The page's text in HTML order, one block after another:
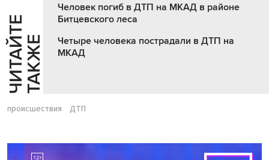
Ч
И
Т
АЙ
Т
Е
Т
А
К
ЖЕ
Человек погиб в ДТП на МКАД в районе
Битцевского леса
Четыре человека пострадали в ДТП на
МКАД
происшествия ДТП